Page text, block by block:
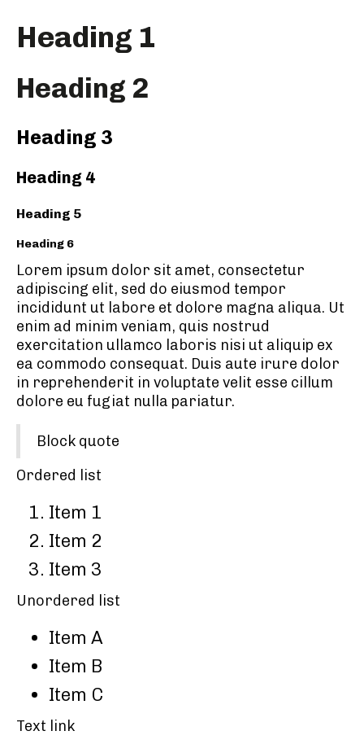
Heading 1
Heading 2
Heading 3
Heading 4
Heading 5
Heading 6
Lorem ipsum dolor sit amet, consectetur
adipiscing elit, sed do eiusmod tempor
incididunt ut labore et dolore magna aliqua. Ut
enim ad minim veniam, quis nostrud
exercitation ullamco laboris nisi ut aliquip ex
ea commodo consequat. Duis aute irure dolor
in reprehenderit in voluptate velit esse cillum
dolore eu fugiat nulla pariatur.
Block quote
Ordered list
Item 1
Item 2
Item 3
Unordered list
Item A
Item B
Item C
Text link